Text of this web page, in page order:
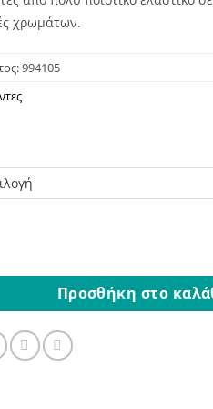
χρωμάτων.
994105
με 4 Κλιπς 25mm Ταμπά
Προσθήκη στο